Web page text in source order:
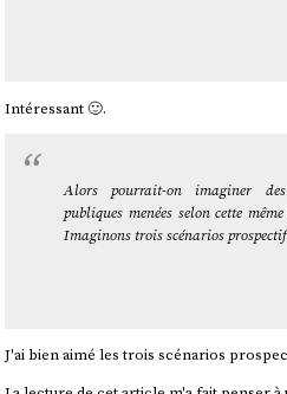
Intéressant 🙂.
Alors pourrait-on imaginer
publiques menées selon cette
Imaginons trois scénarios
J'ai bien aimé les trois scénarios